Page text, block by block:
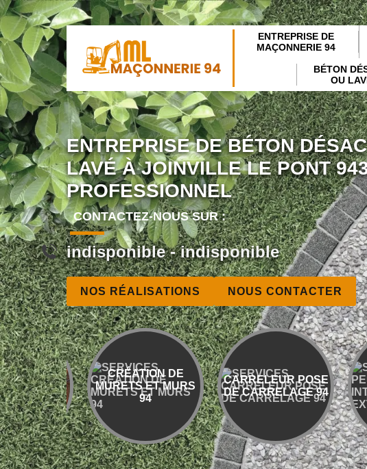
ENTREPRISE DE
MAÇONNERIE 94
BÉTON
OU
ENTREPRISE DE BÉTON
LAVÉ À JOINVILLE LE PONT
PROFESSIONNEL
CONTACTEZ-NOUS SUR :
indisponible-indisponible
NOS RÉALISATIONS NOUS CONTACTER
CRÉATION DE
MURETS ET MURS
94
CARRELEUR POSE
DE CARRELAGE 94
INTÉRIEUR